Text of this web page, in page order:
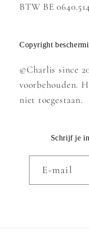
BTW BE
Copyright
©Charlis since
voorbehouden.
niet toegestaan.
Schrijf je
E‑mail